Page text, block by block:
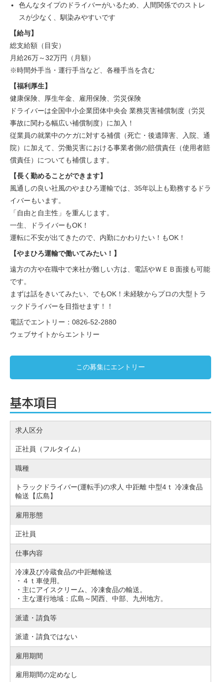
色んなタイプのドライバーがいるため、人間関係でのストレ
スが少なく、馴染みやすいです
【給与】
総支給額（目安）
月給26万～32万円（月額）
※時間外手当・運行手当など、各種手当を含む
【福利厚生】
健康保険、厚生年金、雇用保険、労災保険
ドライバーは全国中小企業団体中央会 業務災害補償制度（労災
事故に関わる幅広い補償制度）に加入！
従業員の就業中のケガに対する補償（死亡・後遺障害、入院、通
院）に加えて、労働災害における事業者側の賠償責任（使用者賠
償責任）についても補償します。
【長く勤めることができます】
風通しの良い社風のやまひろ運輸では、35年以上も勤務するドラ
イバーもいます。
「自由と自主性」を重んじます。
一生、ドライバーもOK！
運転に不安が出てきたので、内勤にかわりたい！もOK！
【やまひろ運輸で働いてみたい！】
遠方の方や在職中で来社が難しい方は、電話やＷＥＢ面接も可能
です。
まずは話をきいてみたい、でもOK！未経験からプロの大型トラ
ックドライバーを目指せます！！
電話でエントリー：0826-52-2880
ウェブサイトからエントリー
この募集にエントリー
基本項目
求人区分
正社員（フルタイム）
職種
トラックドライバー(運転手)の求人 中距離 中型4ｔ 冷凍食品
輸送【広島】
雇用形態
正社員
仕事内容
冷凍及び冷蔵食品の中距離輸送
・４ｔ車使用。
・主にアイスクリーム、冷凍食品の輸送。
・主な運行地域：広島～関西、中部、九州地方。
派遣・請負等
派遣・請負ではない
雇用期間
雇用期間の定めなし